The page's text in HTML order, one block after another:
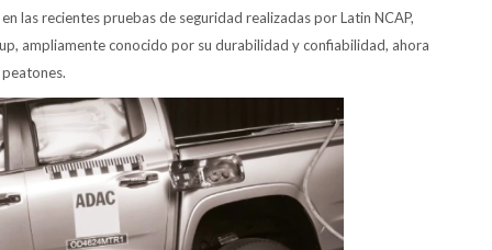
las recientes pruebas de seguridad realizadas por Latin NCAP,
ampliamente conocido por su durabilidad y confiabilidad, ahora